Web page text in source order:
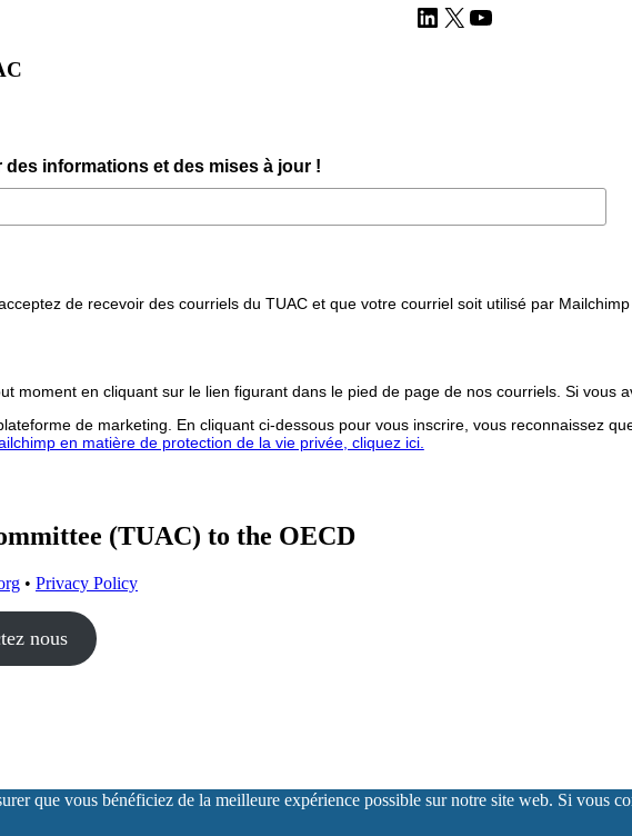
LinkedIn
X YouTube
informations et des mises à jour !
de recevoir des courriels du TUAC et que votre courriel soit utilisé par Mailchimp
moment en cliquant sur le lien figurant dans le pied de page de nos courriels. Si vous
de marketing. En cliquant ci-dessous pour vous inscrire, vous reconnaissez
en matière de protection de la vie privée, cliquez ici.
(TUAC) to the OECD
• Privacy Policy
nous
que vous bénéficiez de la meilleure expérience possible sur notre site web. Si vous